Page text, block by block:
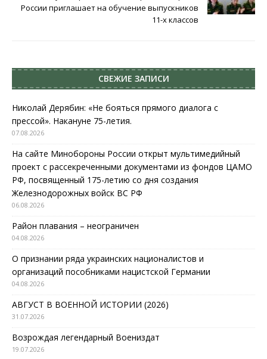
России приглашает на обучение выпускников
11-х классов
СВЕЖИЕ ЗАПИСИ
Николай Дерябин: «Не бояться прямого диалога с
прессой». Накануне 75-летия.
07.08.2026
На сайте Минобороны России открыт мультимедийный
проект с рассекреченными документами из фондов ЦАМО
РФ, посвященный 175-летию со дня создания
Железнодорожных войск ВС РФ
06.08.2026
Район плавания – неограничен
04.08.2026
О признании ряда украинских националистов и
организаций пособниками нацистской Германии
04.08.2026
АВГУСТ В ВОЕННОЙ ИСТОРИИ (2026)
31.07.2026
Возрождая легендарный Воениздат
19.07.2026